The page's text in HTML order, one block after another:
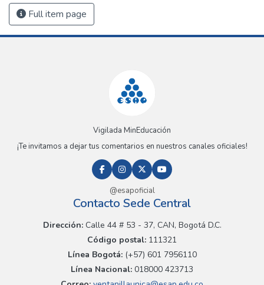
Full item page
Vigilada MinEducación
¡Te invitamos a dejar tus comentarios en nuestros canales oficiales!
@esapoficial
Contacto Sede Central
Dirección:Calle 44 # 53 - 37, CAN, Bogotá D.C.
Código postal: 111321
Línea Bogotá:(+57) 601 7956110
Línea Nacional: 018000 423713